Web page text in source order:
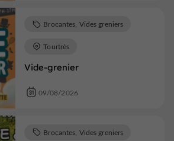
Vide-grenier
Brocantes, Vides greniers
Tourtrès
09/08/2026
Brocantes, Vides greniers